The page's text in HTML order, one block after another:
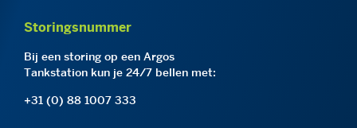
Storingsnummer
Bij een storing op een Argos
Tankstation kun je 24/7 bellen met:
+31 (0) 88 1007 333